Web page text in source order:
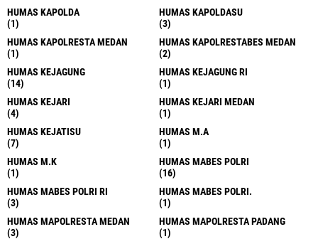
HUMAS KAPOLDA
(1)
HUMAS KAPOLDASU
(3)
HUMAS KAPOLRESTA MEDAN
(1)
HUMAS KAPOLRESTABES MEDAN
(2)
HUMAS KEJAGUNG
(14)
HUMAS KEJAGUNG RI
(1)
HUMAS KEJARI
(4)
HUMAS KEJARI MEDAN
(1)
HUMAS KEJATISU
(7)
HUMAS M.A
(1)
HUMAS M.K
(1)
HUMAS MABES POLRI
(16)
HUMAS MABES POLRI RI
(3)
HUMAS MABES POLRI.
(1)
HUMAS MAPOLRESTA MEDAN
(3)
HUMAS MAPOLRESTA PADANG
(1)